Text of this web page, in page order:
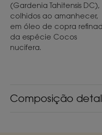
Composição
(Gardenia Tahitensis DC),
colhidos ao amanhecer,
em óleo de copra
da espécie Cocos
nucifera.